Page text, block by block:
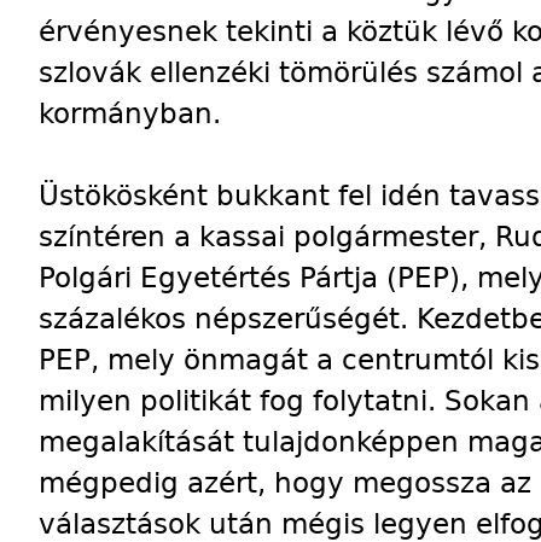
érvényesnek tekinti a köztük lévő
szlovák ellenzéki tömörülés számol
kormányban.
Üstökösként bukkant fel idén
színtéren a kassai polgármester,
Polgári Egyetértés Pártja (PEP),
százalékos népszerűségét.
PEP, mely önmagát a centrumtól
milyen politikát fog folytatni.
megalakítását tulajdonképpen
mégpedig azért, hogy megossza
választások után mégis legyen